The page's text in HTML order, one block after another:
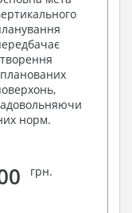
норм.
грн.